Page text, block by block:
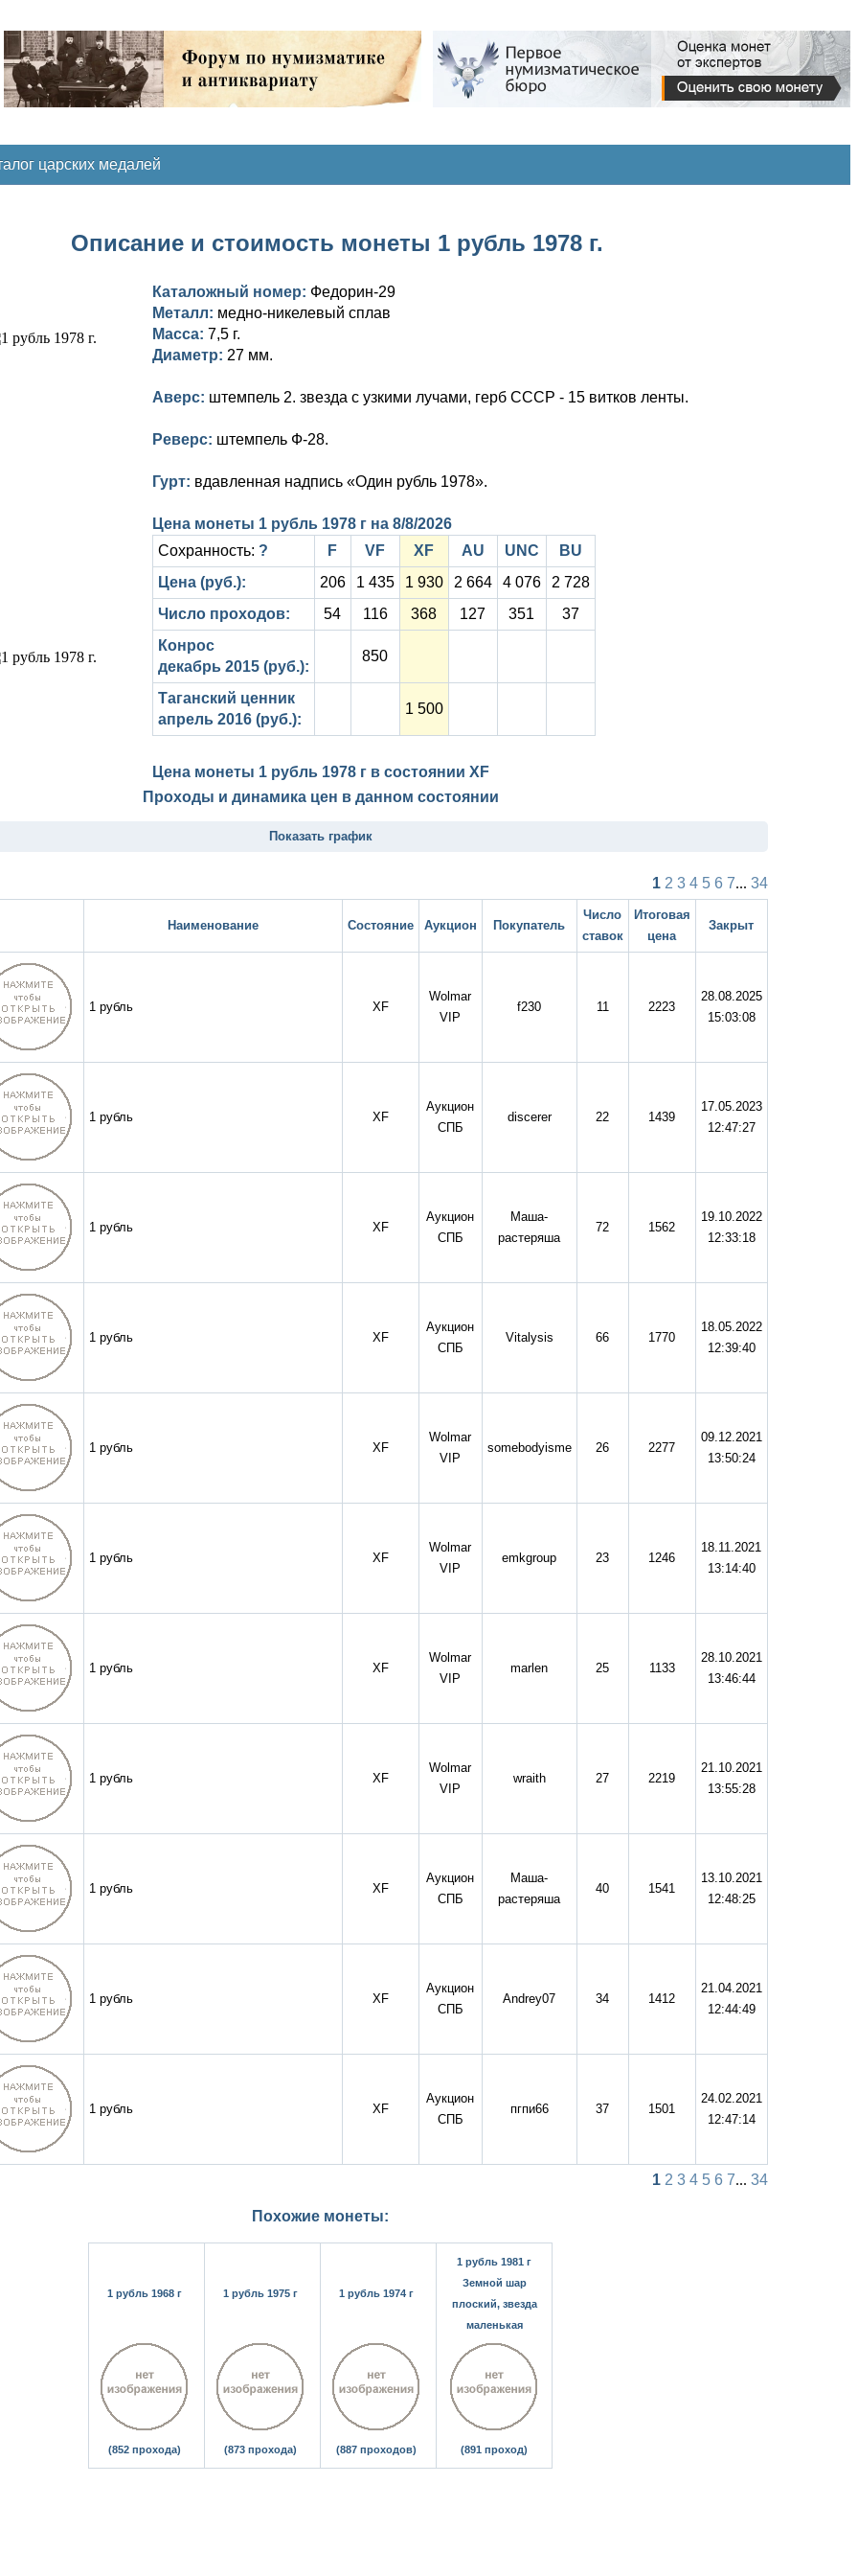
царских медалей
Описание и стоимость монеты 1 рубль 1978 г.
Каталожный номер: Федорин-29
Металл: медно-никелевый сплав
Масса: 7,5 г.
Диаметр: 27 мм.
Аверс: штемпель 2. звезда с узкими лучами, герб СССР - 15 витков ленты.
Реверс: штемпель Ф-28.
Гурт: вдавленная надпись «Один рубль 1978».
Цена монеты 1 рубль 1978 г на 8/8/2026
Сохранность: ? F VF XF AU UNC
BU
Цена (руб.):
206 1 435 1 930 2 664 4 076
2 728
Число проходов:
54 116 368 127 351
37
Конрос
декабрь 2015 (руб.):
850
Таганский ценник
апрель 2016 (руб.):
1 500
Цена монеты 1 рубль 1978 г в состоянии XF
Проходы и динамика цен в данном состоянии
Показать график
1 2 3 4 5 6 7... 34
Наименование Состояние Аукцион Покупатель
Число
ставок
Итоговая
цена
Закрыт
1 рубль XF
Wolmar
VIP
f230 11 2223
28.08.2025
15:03:08
1 рубль XF
Аукцион
СПБ
discerer 22 1439
17.05.2023
12:47:27
1 рубль XF
Аукцион
СПБ
Маша-
растеряша
72 1562
19.10.2022
12:33:18
1 рубль XF
Аукцион
СПБ
Vitalysis 66 1770
18.05.2022
12:39:40
1 рубль XF
Wolmar
VIP
somebodyisme 26 2277
09.12.2021
13:50:24
1 рубль XF
Wolmar
VIP
emkgroup 23 1246
18.11.2021
13:14:40
1 рубль XF
Wolmar
VIP
marlen 25 1133
28.10.2021
13:46:44
1 рубль XF
Wolmar
VIP
wraith 27 2219
21.10.2021
13:55:28
1 рубль XF
Аукцион
СПБ
Маша-
растеряша
40 1541
13.10.2021
12:48:25
1 рубль XF
Аукцион
СПБ
Andrey07 34 1412
21.04.2021
12:44:49
1 рубль XF
Аукцион
СПБ
пгпи66 37 1501
24.02.2021
12:47:14
1 2 3 4 5 6 7... 34
Похожие монеты:
1 рубль 1968 г
(852 прохода)
1 рубль 1975 г
(873 прохода)
1 рубль 1974 г
(887 проходов)
1 рубль 1981 г
Земной шар
плоский, звезда
маленькая
(891 проход)